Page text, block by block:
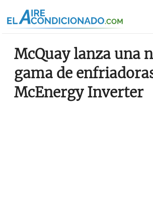
McQuay lanza una
gama de
McEnergy Inverter